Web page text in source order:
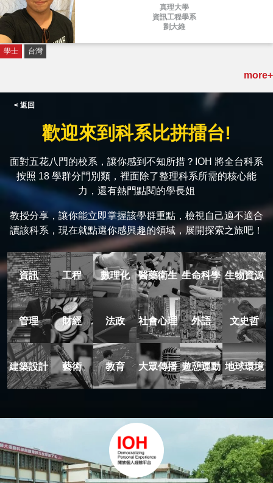
真理大學
資訊工程學系
劉大維
學士 台灣
more+
< 返回
歡迎來到科系比拼擂台!
面對五花八門的校系，讓你感到不知所措？IOH 將全台科系
按照 18 學群分門別類，裡面除了整理科系所需的核心能
力，還有熱門點閱的學長姐
教授分享，讓你能立即掌握該學群重點，檢視自己適不適合
讀該科系，現在就點選你感興趣的領域，展開探索之旅吧！
資訊 工程 數理化 醫藥衛生 生命科學 生物資源
管理 財經 法政 社會心理 外語 文史哲
建築設計 藝術 教育 大眾傳播 遊憩運動 地球環境